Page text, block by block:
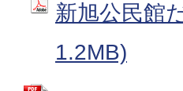
新旭公民館
1.2MB)